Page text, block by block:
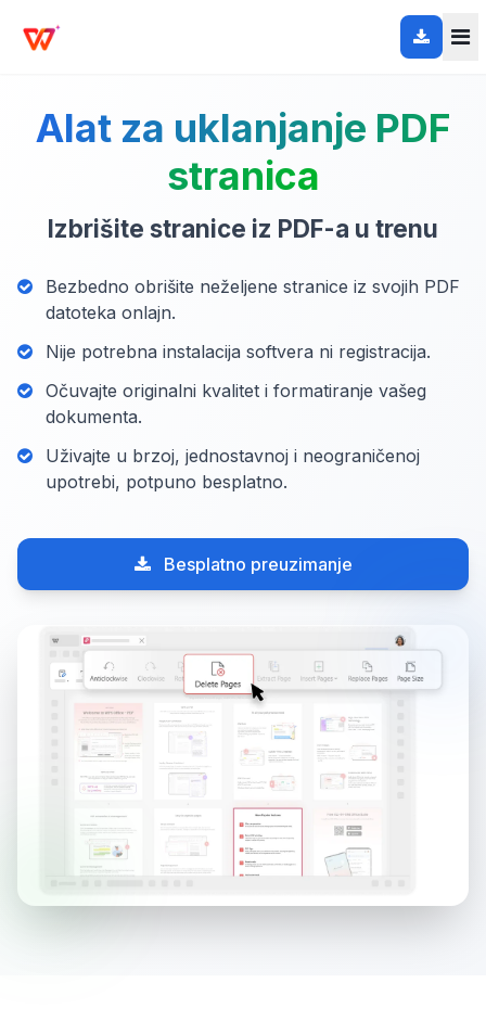
Alat za uklanjanje PDF
stranica
Izbrišite stranice iz PDF-a u trenu
Bezbedno obrišite neželjene stranice iz svojih PDF
datoteka onlajn.
Nije potrebna instalacija softvera ni registracija.
Očuvajte originalni kvalitet i formatiranje vašeg
dokumenta.
Uživajte u brzoj, jednostavnoj i neograničenoj
upotrebi, potpuno besplatno.
Besplatno preuzimanje